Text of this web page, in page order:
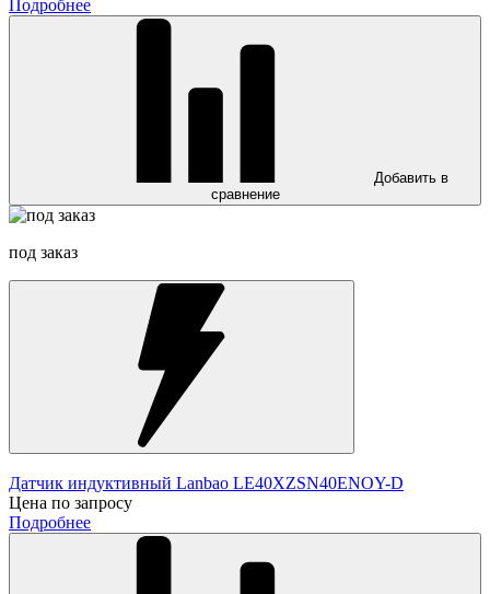
Подробнее
Добавить в
сравнение
под заказ
Датчик индуктивный Lanbao LE40XZSN40ENOY-D
Цена по запросу
Подробнее